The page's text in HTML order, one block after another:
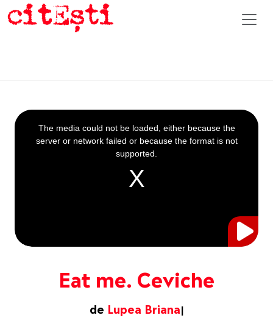
Eat me. Ceviche
de Lupea Briana
This
is
a
The media could not be loaded, either because the
server or network failed or because the format is not
supported.